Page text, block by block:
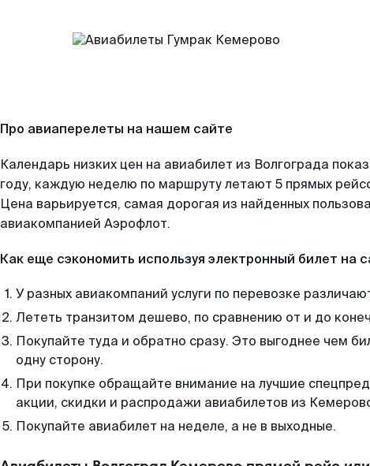
Про авиаперелеты на нашем сайте
Календарь низких цен на авиабилет из Волгограда
году, каждую неделю по маршруту летают 5 прямых
Цена варьируется, самая дорогая из найденных
авиакомпанией Аэрофлот.
Как еще сэкономить используя электронный билет на
У разных авиакомпаний услуги по перевозке
Лететь транзитом дешево, по сравнению от и до
Покупайте туда и обратно сразу. Это выгоднее чем
одну сторону.
При покупке обращайте внимание на лучшие
акции, скидки и распродажи авиабилетов из
Покупайте авиабилет на неделе, а не в выходные.